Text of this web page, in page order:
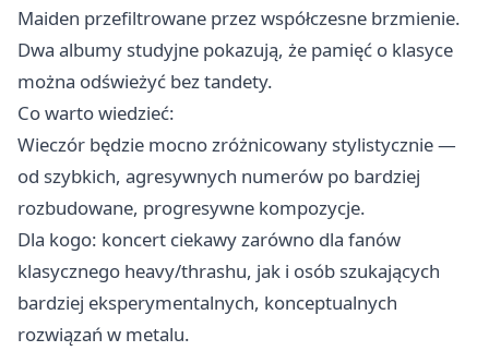
Maiden przefiltrowane przez współczesne brzmienie.
Dwa albumy studyjne pokazują, że pamięć o klasyce
można odświeżyć bez tandety.
Co warto wiedzieć:
Wieczór będzie mocno zróżnicowany stylistycznie —
od szybkich, agresywnych numerów po bardziej
rozbudowane, progresywne kompozycje.
Dla kogo: koncert ciekawy zarówno dla fanów
klasycznego heavy/thrashu, jak i osób szukających
bardziej eksperymentalnych, konceptualnych
rozwiązań w metalu.